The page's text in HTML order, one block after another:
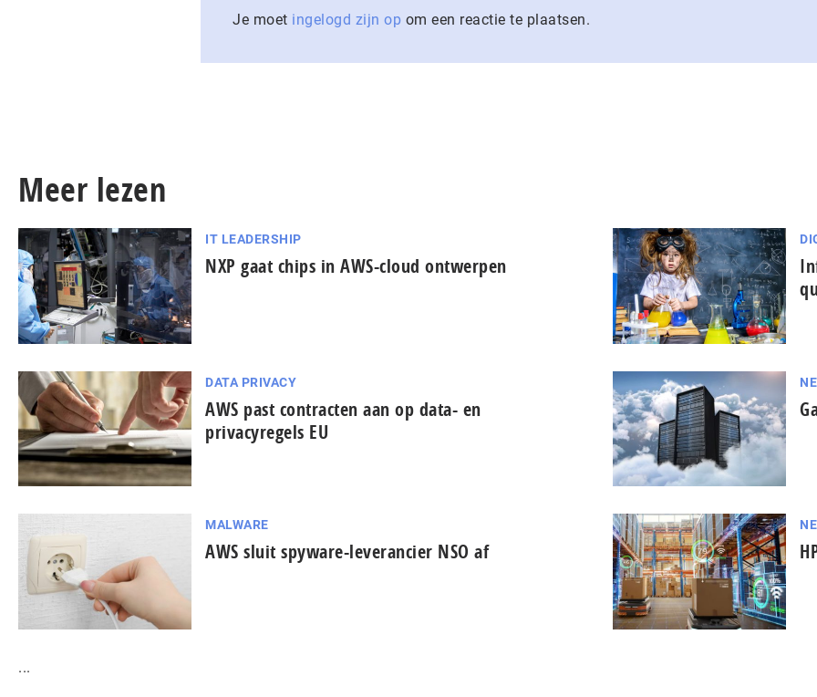
Je moet ingelogd zijn op om een reactie te plaatsen.
Meer lezen
IT LEADERSHIP
NXP gaat chips in AWS-cloud ontwerpen
DATA PRIVACY
AWS past contracten aan op data- en
privacyregels EU
MALWARE
AWS sluit spyware-leverancier NSO af
...